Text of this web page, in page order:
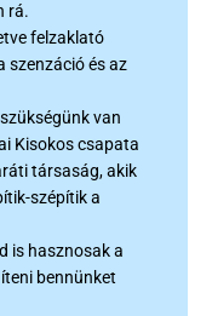
rá.
felzaklató
szenzáció és az
van
Kisokos csapata
társaság, akik
szépítik a
is hasznosak a
bennünket